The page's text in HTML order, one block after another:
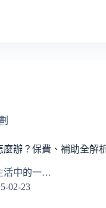
辦？保費、補助全解
活中的一…
02-23